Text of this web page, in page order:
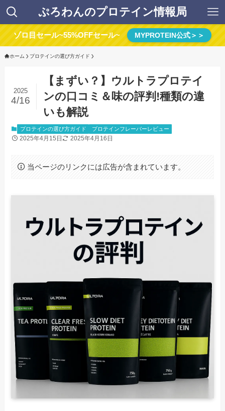
ぷろわんのプロテイン情報局
ゾロ目セール~55%OFFセール~ MYPROTEIN公式＞＞
ホーム プロテインの選び方ガイド
【まずい？】ウルトラプロテイ
ンの口コミ＆味の評判!種類の違
いも解説
2025
4/16
プロテインの選び方ガイド プロテインフレーバーレビュー
2025年4月15日 2025年4月16日
当ページのリンクには広告が含まれています。